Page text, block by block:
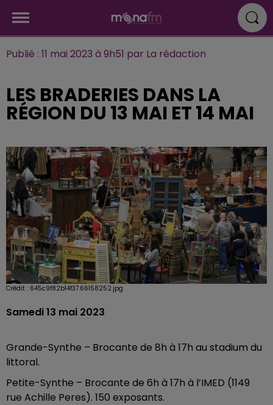
Publié : 11 mai 2023 à 9h51 par La rédaction
LES BRADERIES DANS LA
RÉGION DU 13 MAI ET 14 MAI
Crédit : 645c9f82b14f37.66158252.jpg
Samedi 13 mai 2023
Grande-Synthe – Brocante de 8h à 17h au stadium du
littoral.
Petite-Synthe – Brocante de 6h à 17h à l’IMED (1149
rue Achille Peres). 150 exposants.